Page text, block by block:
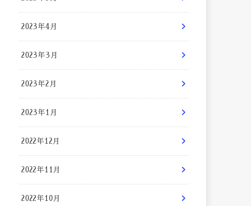
2023年4月
2023年3月
2023年2月
2023年1月
2022年12月
2022年11月
2022年10月